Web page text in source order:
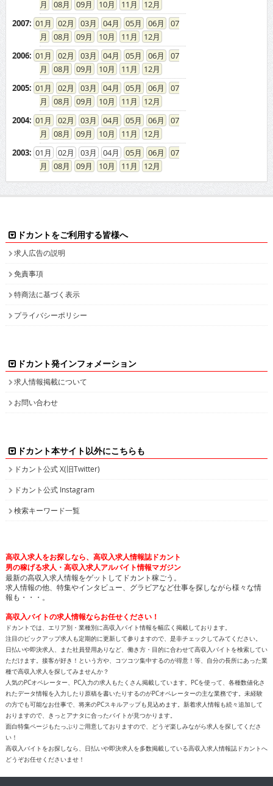
08
09 10 11
12
2007: 01 02 03 04 05 06
07
08
09 10 11
12
2006: 01 02 03 04 05 06
07
08
09 10 11
12
2005: 01 02 03 04 05 06
07
08
09 10 11
12
2004: 01 02 03 04 05 06
07
08
09 10 11
12
2003: 01 02 03 04 05 06
07
08
09 10 11 12
ドカントをご利用する皆様へ
求人広告の説明
免責事項
特商法に基づく表示
プライバシーポリシー
ドカント発インフォメーション
求人情報掲載について
お問い合わせ
ドカント本サイト以外にこちらも
ドカント公式 X(旧Twitter)
ドカント公式 Instagram
検索キーワード一覧
高収入求人をお探しなら、高収入求人情報誌ドカント
男の稼げる求人・高収入求人アルバイト情報マガジン
最新の高収入求人情報をゲットしてドカント稼ごう。
求人情報の他、特集やインタビュー、グラビアなど仕事を探しながら様々な情
報も・・・。
高収入バイトの求人情報ならお任せください！
ドカントでは、エリア別・業種別に高収入バイト情報を幅広く掲載しております。
注目のピックアップ求人も定期的に更新して参りますので、是非チェックしてみてください。
日払いや即決求人、また社員登用ありなど、働き方・目的に合わせて高収入バイトを検索してい
ただけます。接客が好き！という方や、コツコツ集中するのが得意！等、自分の長所にあった業
種で高収入求人を探してみませんか？
人気のPCオペレーター、PC入力の求人もたくさん掲載しています。PCを使って、各種数値化さ
れたデータ情報を入力したり原稿を書いたりするのがPCオペレーターの主な業務です。未経験
の方でも可能なお仕事で、将来のPCスキルアップも見込めます。新着求人情報も続々追加して
おりますので、きっとアナタに合ったバイトが見つかります。
面白特集ページもたっぷりご用意しておりますので、どうぞ楽しみながら求人を探してくださ
い！
高収入バイトをお探しなら、日払いや即決求人を多数掲載している高収入求人情報誌ドカントへ
どうぞお任せくださいませ！